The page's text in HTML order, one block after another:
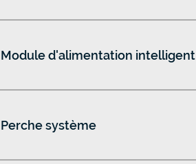
Module d'alimentation intelligent
Perche système